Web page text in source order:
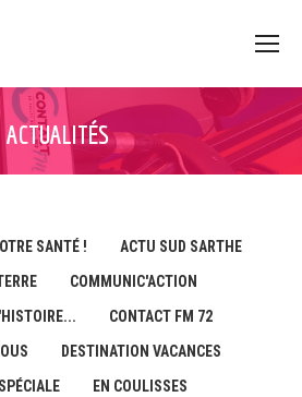
ACTUALITÉS
SANTÉ !
ACTU SUD SARTHE
COMMUNIC'ACTION
CONTACT FM 72
DESTINATION VACANCES
EN COULISSES